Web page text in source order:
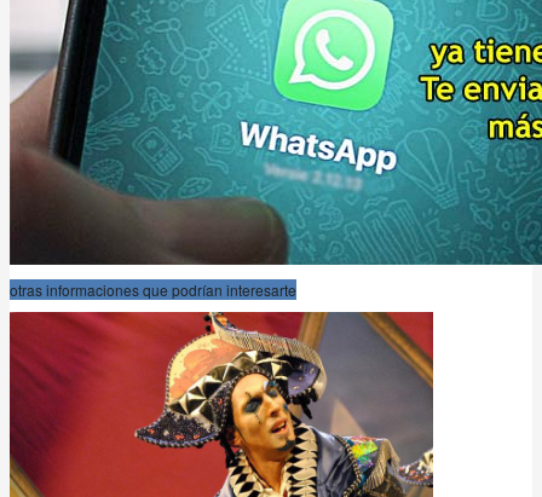
otras informaciones que podrían interesarte